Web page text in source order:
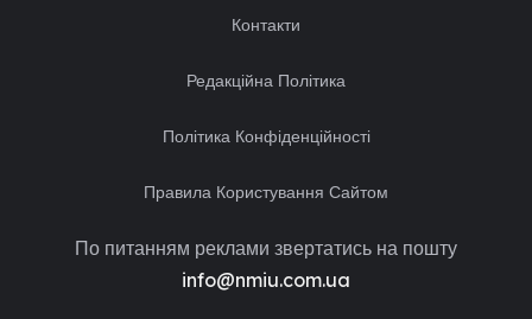
Контакти
Редакційна Політика
Політика Конфіденційності
Правила Користування Сайтом
По питанням реклами звертатись на пошту
info@nmiu.com.ua